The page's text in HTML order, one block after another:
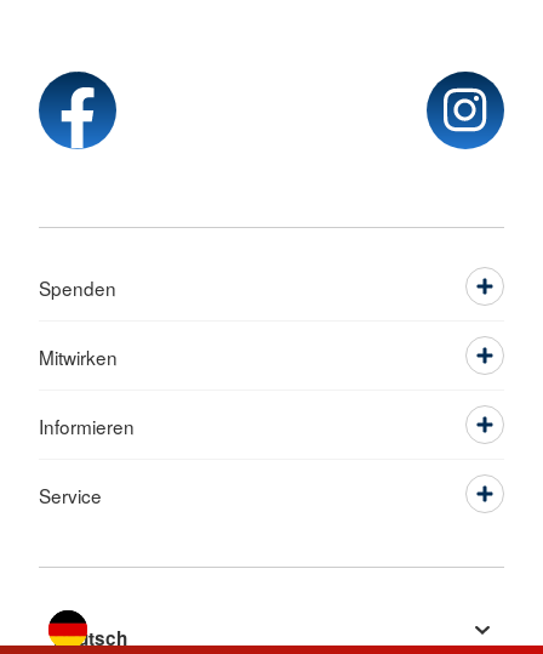
Spenden
Mitwirken
Informieren
Service
Sprache wechseln zu